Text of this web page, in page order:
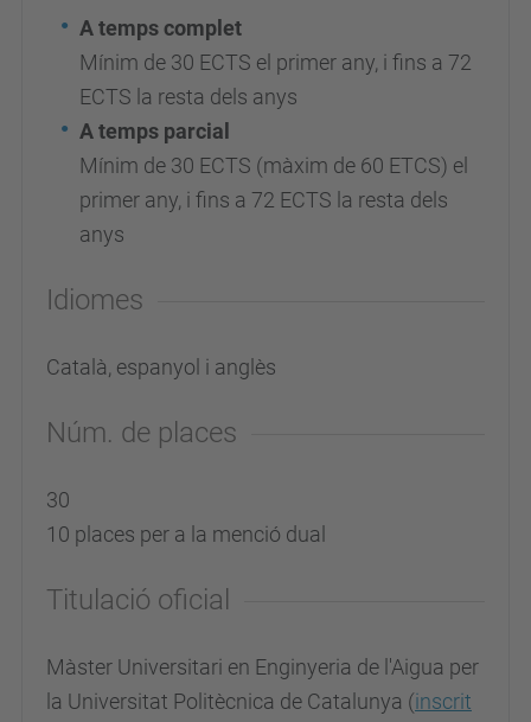
A temps complet
Mínim de 30 ECTS el primer any, i fins a 72
ECTS la resta dels anys
A temps parcial
Mínim de 30 ECTS (màxim de 60 ETCS) el
primer any, i fins a 72 ECTS la resta dels
anys
Idiomes
Català, espanyol i anglès
Núm. de places
30
10 places per a la menció dual
Titulació oficial
Màster Universitari en Enginyeria de l'Aigua per
la Universitat Politècnica de Catalunya (inscrit